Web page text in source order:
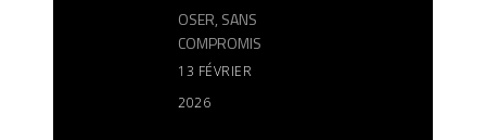
OSER, SANS
COMPROMIS
13 FÉVRIER
2026